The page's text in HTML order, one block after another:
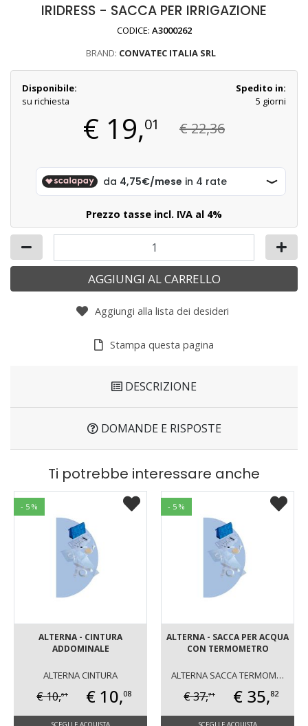
IRIDRESS - SACCA PER IRRIGAZIONE
CODICE: A3000262
BRAND: CONVATEC ITALIA SRL
Disponibile:
su richiesta
Spedito in:
5 giorni
€ 19,01 € 22,36
Prezzo tasse incl. IVA al 4%
AGGIUNGI AL CARRELLO
Aggiungi alla lista dei desideri
Stampa questa pagina
DESCRIZIONE
DOMANDE E RISPOSTE
Ti potrebbe interessare anche
- 5 %
ALTERNA - CINTURA
ADDOMINALE
ALTERNA CINTURA
€ 10,61 € 10,08
SCEGLI E ACQUISTA
- 5 %
ALTERNA - SACCA PER ACQUA
CON TERMOMETRO
ALTERNA SACCA TERMOMETRO
€ 37,71 € 35,82
SCEGLI E ACQUISTA